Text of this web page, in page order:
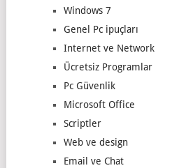
Windows 7
Genel Pc ipuçları
Internet ve Network
Ücretsiz Programlar
Pc Güvenlik
Microsoft Office
Scriptler
Web ve design
Email ve Chat